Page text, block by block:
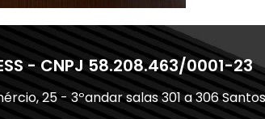
- CNPJ 58.208.463/0001-23
25 - 3ºandar salas 301 a 306